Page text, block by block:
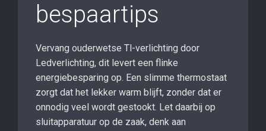
bespaartips
Vervang ouderwetse Tl-verlichting door
Ledverlichting, dit levert een flinke
energiebesparing op. Een slimme thermostaat
zorgt dat het lekker warm blijft, zonder dat er
onnodig veel wordt gestookt. Let daarbij op
sluitapparatuur op de zaak, denk aan